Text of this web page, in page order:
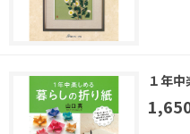
１年